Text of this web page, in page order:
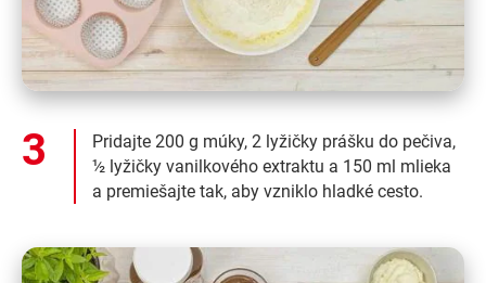
Pridajte 200 g múky, 2 lyžičky prášku do pečiva,
½ lyžičky vanilkového extraktu a 150 ml mlieka
a premiešajte tak, aby vzniklo hladké cesto.